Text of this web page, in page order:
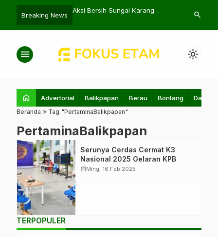
Breaking News
dan Rusun Sepaku
Aksi Bersih Sungai Karang
Nadeo
search
menu light_mode
home Advertorial Balikpapan Berau Bontang Daerah
Beranda » Tag "PertaminaBalikpapan"
PertaminaBalikpapan
PT Kilang
Pertamina
Balikpapan
adakan Lomba
Cerdas Cermat K3
Nasional 2025.
(Istimewa)
Serunya Cerdas Cermat K3
Nasional 2025 Gelaran KPB
calendar_monthMing, 16 Feb 2025
TERPOPULER